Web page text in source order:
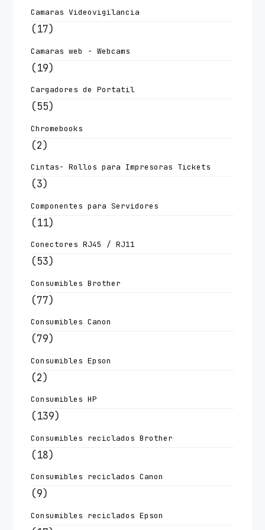
Camaras Videovigilancia
(17)
Camaras web - Webcams
(19)
Cargadores de Portatil
(55)
Chromebooks
(2)
Cintas- Rollos para Impresoras Tickets
(3)
Componentes para Servidores
(11)
Conectores RJ45 / RJ11
(53)
Consumibles Brother
(77)
Consumibles Canon
(79)
Consumibles Epson
(2)
Consumibles HP
(139)
Consumibles reciclados Brother
(18)
Consumibles reciclados Canon
(9)
Consumibles reciclados Epson